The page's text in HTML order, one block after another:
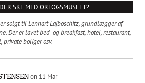
SKE MED ORLOGSMUSEET?
er solgt til Lennart Lajboschitz, grundlægger af
Der er lavet bed- og breakfast, hotel, restaurant,
private boliger osv.
on 11 Mar